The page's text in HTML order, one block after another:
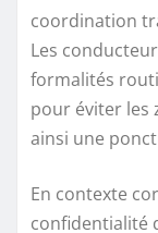
coordination
Les
formalités
pour éviter les
ainsi une
En contexte
confidentialité